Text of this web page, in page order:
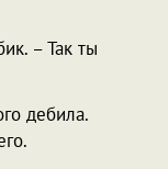
– Так ты
дебила.